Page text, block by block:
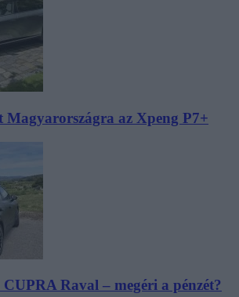
Magyarországra az Xpeng P7+
Raval – megéri a pénzét?